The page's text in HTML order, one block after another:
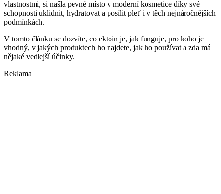
vlastnostmi, si našla pevné místo v moderní kosmetice díky své
schopnosti uklidnit, hydratovat a posílit pleť i v těch nejnáročnějších
podmínkách.
V tomto článku se dozvíte, co ektoin je, jak funguje, pro koho je
vhodný, v jakých produktech ho najdete, jak ho používat a zda má
nějaké vedlejší účinky.
Reklama